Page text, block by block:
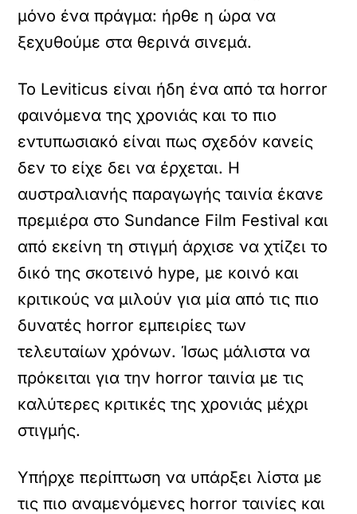
μόνο ένα πράγμα: ήρθε η ώρα να
ξεχυθούμε στα θερινά σινεμά.
Το Leviticus είναι ήδη ένα από τα horror
φαινόμενα της χρονιάς και το πιο
εντυπωσιακό είναι πως σχεδόν κανείς
δεν το είχε δει να έρχεται. Η
αυστραλιανής παραγωγής ταινία έκανε
πρεμιέρα στο Sundance Film Festival και
από εκείνη τη στιγμή άρχισε να χτίζει το
δικό της σκοτεινό hype, με κοινό και
κριτικούς να μιλούν για μία από τις πιο
δυνατές horror εμπειρίες των
τελευταίων χρόνων. Ίσως μάλιστα να
πρόκειται για την horror ταινία με τις
καλύτερες κριτικές της χρονιάς μέχρι
στιγμής.
Υπήρχε περίπτωση να υπάρξει λίστα με
τις πιο αναμενόμενες horror ταινίες και